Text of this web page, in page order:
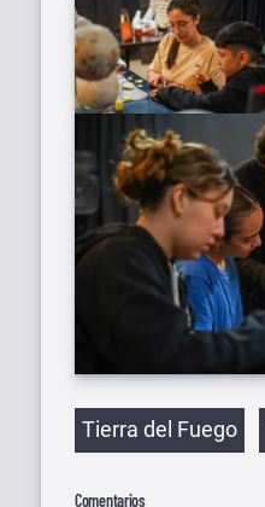
Etiquetas
Tierra del Fuego
Comentarios